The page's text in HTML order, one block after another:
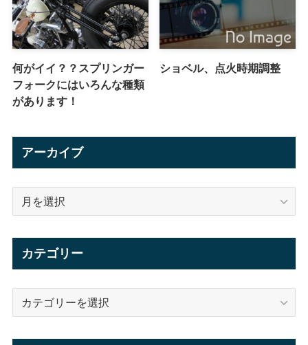
何がイイ？？スプリンガー
フォークにはいろんな種類
があります！
ショベル、点火時期調整
アーカイブ
カテゴリー